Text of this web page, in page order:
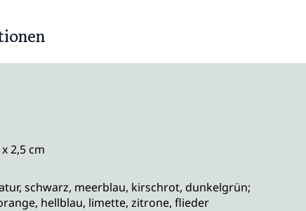
2,5 cm
schwarz, meerblau, kirschrot, dunkelgrün;
hellblau, limette, zitrone, flieder